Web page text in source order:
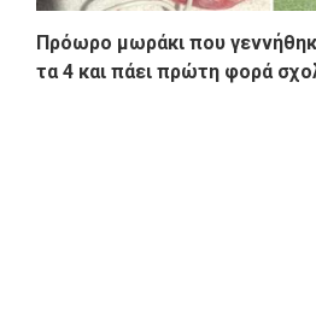
Πρόωρο μωράκι που
τα 4 και πάει πρώτη φορά